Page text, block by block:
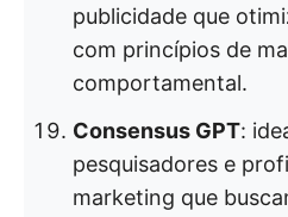
publicidade que
com princípios de
comportamental.
Consensus GPT:
pesquisadores e
marketing que